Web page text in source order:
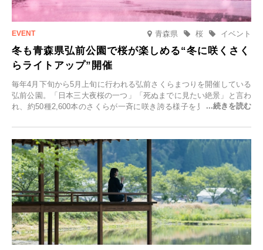
青森県 イベント
桜
冬も青森県弘前公園で桜が楽しめる“冬に咲くさく
らライトアップ”開催
毎年4月下旬から5月上旬に行われる弘前さくらまつりを開催している
弘前公園。「日本三大夜桜の一つ」「死ぬまでに見たい絶景」と言わ
れ、約50種2,600本のさくらが一斉に咲き誇る様子を見に、世界中か
日(月)～2026年2月28日(土)の期間、「冬に咲くさくらライトアップ」
を開催します。